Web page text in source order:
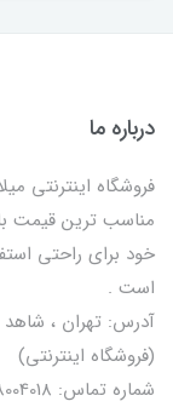
درباره ما
فروشگاه اینترنتی
مناسب ترین قیمت
خود برای راحتی
است .
(فروشگاه اینترنتی)
شماره تماس: 09378004018